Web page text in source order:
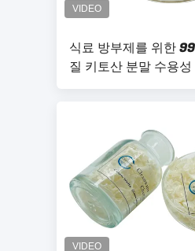
식료 방부제를 위한
질 키토산 분말 수용성